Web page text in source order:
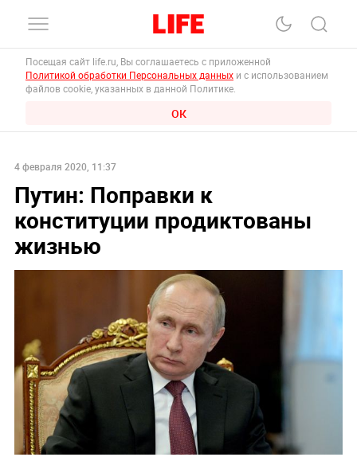
Посещая сайт life.ru, Вы соглашаетесь с приложенной
Политикой обработки Персональных данных и с использованием
файлов cookie, указанных в данной Политике.
ОК
4 февраля 2020, 11:37
Путин: Поправки к
конституции продиктованы
жизнью